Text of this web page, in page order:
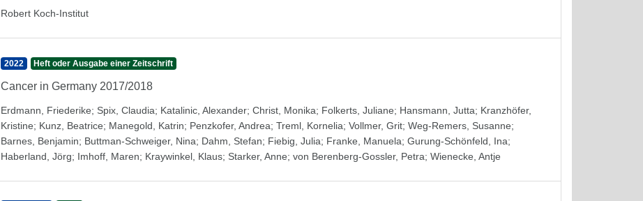
Robert Koch-Institut
2022 Heft oder Ausgabe einer Zeitschrift
Cancer in Germany 2017/2018
Erdmann, Friederike; Spix, Claudia; Katalinic, Alexander; Christ, Monika; Folkerts, Juliane; Hansmann, Jutta; Kranzhöfer,
Kristine; Kunz, Beatrice; Manegold, Katrin; Penzkofer, Andrea; Treml, Kornelia; Vollmer, Grit; Weg-Remers, Susanne;
Barnes, Benjamin; Buttman-Schweiger, Nina; Dahm, Stefan; Fiebig, Julia; Franke, Manuela; Gurung-Schönfeld, Ina;
Haberland, Jörg; Imhoff, Maren; Kraywinkel, Klaus; Starker, Anne; von Berenberg-Gossler, Petra; Wienecke, Antje